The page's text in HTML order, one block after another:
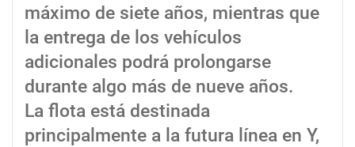
máximo de siete años, mientras que
la entrega de los vehículos
adicionales podrá prolongarse
durante algo más de nueve años.
La flota está destinada
principalmente a la futura línea en Y,